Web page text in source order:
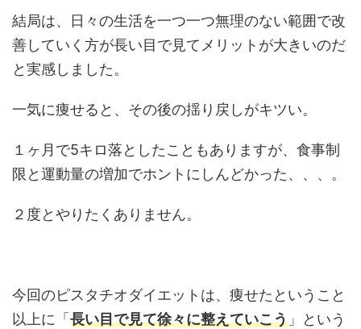
結局は、日々の生活を一つ一つ無理のない範囲で改
善していく方が長い目で見てメリットが大きいのだ
と実感しました。
一気に痩せると、その後の揺り戻しがキツい。
１ヶ月で5キロ落としたこともありますが、食事制
限と運動量の増加でホントにしんどかった、、、。
２度とやりたくありません。
今回のピスタチオダイエットは、痩せたということ
以上に「 長い目で見て徐々に整えていこう 」という